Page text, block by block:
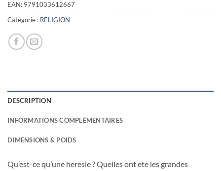
EAN: 9791033612667
Catégorie : RELIGION
DESCRIPTION
INFORMATIONS COMPLÉMENTAIRES
DIMENSIONS & POIDS
Qu’est-ce qu’une heresie ? Quelles ont ete les grandes